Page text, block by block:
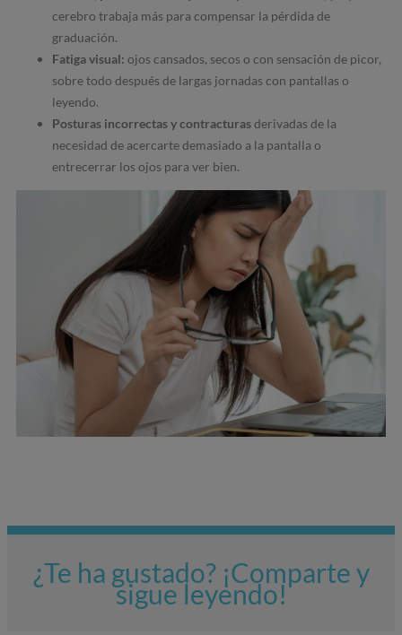
cerebro trabaja más para compensar la pérdida de
graduación.
Fatiga visual: ojos cansados, secos o con sensación de picor,
sobre todo después de largas jornadas con pantallas o
leyendo.
Posturas incorrectas y contracturasderivadas de la
necesidad de acercarte demasiado a la pantalla o
entrecerrar los ojos para ver bien.
¿Te ha gustado? ¡Comparte y
sigue leyendo!